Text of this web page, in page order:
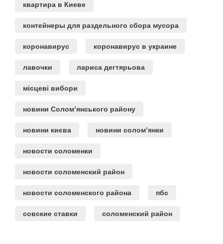
квартира в Киеве
контейнеры для раздельного сбора мусора
коронавирус коронавирус в украине
лавочки лариса дегтярьова
місцеві вибори
новини Солом’янського району
новини києва новини солом’янки
новости соломенки
новости соломенский район
новости соломенского района пбс
совские ставки соломенский район